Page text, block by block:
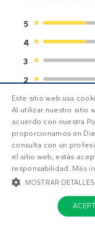
5
4
3
2
1
Accede
Este sitio web usa
Al utilizar nuestro sitio
acuerdo con nuestra
proporcionamos en
consulta con un
el sitio web, estás
responsabilidad. Más
MOSTRAR DETALLES